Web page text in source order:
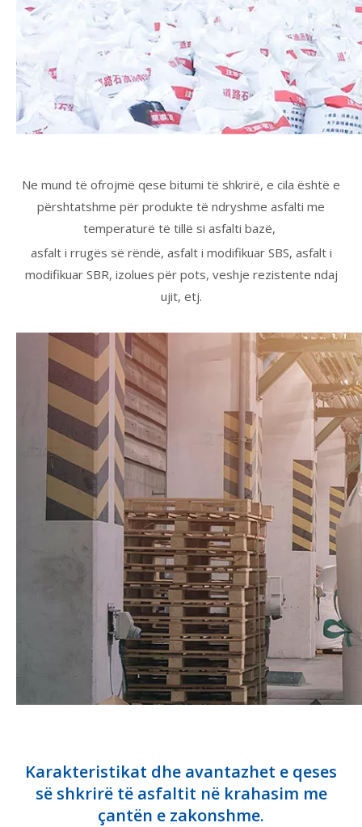
Ne mund të ofrojmë qese bitumi të shkrirë, e cila është e
përshtatshme për produkte të ndryshme asfalti me
temperaturë të tillë si asfalti bazë,
asfalt i rrugës së rëndë, asfalt i modifikuar SBS, asfalt i
modifikuar SBR, izolues për pots, veshje rezistente ndaj
ujit, etj.
Karakteristikat dhe avantazhet e qeses
së shkrirë të asfaltit në krahasim me
çantën e zakonshme.